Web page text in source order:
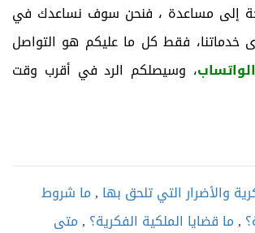
إلى مساعدة ، فنحن سوف نساعدك في
خدماتنا، فقط كل ما عليكم هو التواصل
الواتساب، وسيصلكم الرد في أقرب وقت
والأضرار التي تلحق بها ,ما شروط
,ما قضايا الملكية الفكرية؟ ,متى